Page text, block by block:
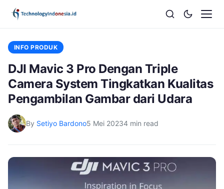
INFO PRODUK
DJI Mavic 3 Pro Dengan Triple
Camera System Tingkatkan Kualitas
Pengambilan Gambar dari Udara
By Setiyo Bardono5 Mei 20234 min read